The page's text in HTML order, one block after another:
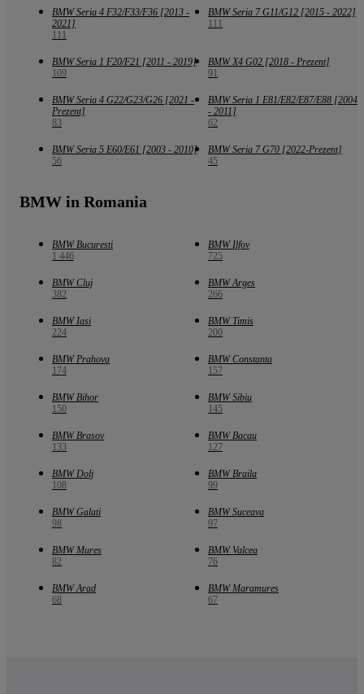
BMW Seria 4 F32/F33/F36 [2013 -
2021]
111
BMW Seria 7 G11/G12 [2015 - 2022]
111
BMW Seria 1 F20/F21 [2011 - 2019]
109
BMW X4 G02 [2018 - Prezent]
91
BMW Seria 4 G22/G23/G26 [2021 -
Prezent]
83
BMW Seria 1 E81/E82/E87/E88 [2004
- 2011]
62
BMW Seria 5 E60/E61 [2003 - 2010]
56
BMW Seria 7 G70 [2022-Prezent]
45
BMW in Romania
BMW Bucuresti
1 446
BMW Ilfov
725
BMW Cluj
382
BMW Arges
266
BMW Iasi
224
BMW Timis
200
BMW Prahova
174
BMW Constanta
157
BMW Bihor
150
BMW Sibiu
145
BMW Brasov
133
BMW Bacau
127
BMW Dolj
108
BMW Braila
99
BMW Galati
98
BMW Suceava
97
BMW Mures
82
BMW Valcea
76
BMW Arad
68
BMW Maramures
67